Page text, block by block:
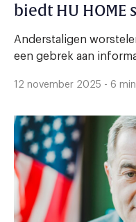
biedt HU HOME
Anderstaligen
een gebrek aan
12 november 2025 - 6